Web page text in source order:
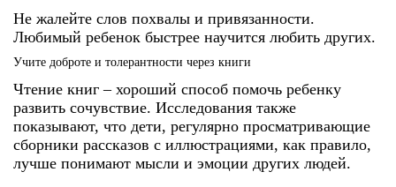
Не жалейте слов похвалы и привязанности.
Любимый ребенок быстрее научится любить других.
Учите доброте и толерантности через книги
Чтение книг – хороший способ помочь ребенку
развить сочувствие. Исследования также
показывают, что дети, регулярно просматривающие
сборники рассказов с иллюстрациями, как правило,
лучше понимают мысли и эмоции других людей.